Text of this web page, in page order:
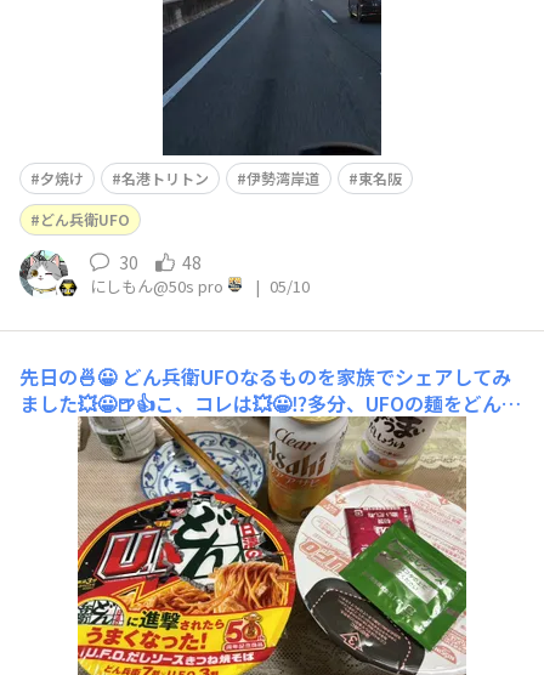
夕焼け 名港トリトン 伊勢湾岸道
東名阪
どん兵衛UFO
30 48
にしもん@50s pro | 05/10
先日の🍜😀 どん兵衛UFOなるものを家族でシェアしてみ
ました💥😀🍺👍こ、コレは💥😀⁉️多分、UFOの麺をどん兵
衛の粉で混ぜたら出来る味⁉️😀💦🍺普通に和風焼きそばと
して美味いです‼️でも2回目は無いです🥲🍺💧